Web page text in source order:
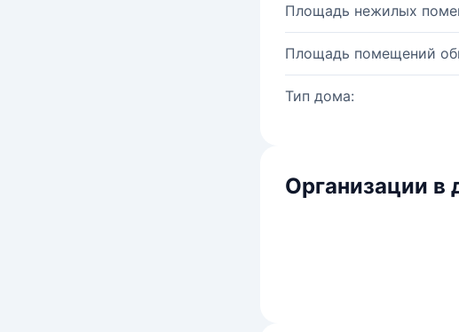
Площадь нежилых
Площадь помещений
Тип дома:
Организации в